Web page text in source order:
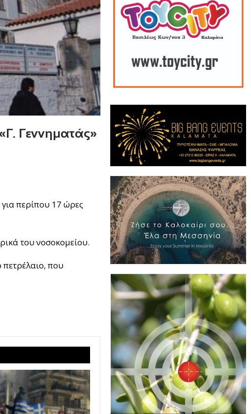
Γεννηματάς»
περίπου 17 ώρες
του νοσοκομείου.
που